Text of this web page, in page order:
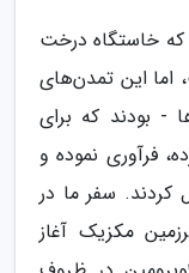
خاستگاه درخت
اما این تمدن‌های
- بودند که برای
فرآوری نموده و
سفر ما در
مکزیک آغاز